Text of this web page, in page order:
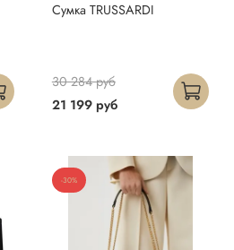
Сумка TRUSSARDI
21 199 руб
30 284 руб
-30%